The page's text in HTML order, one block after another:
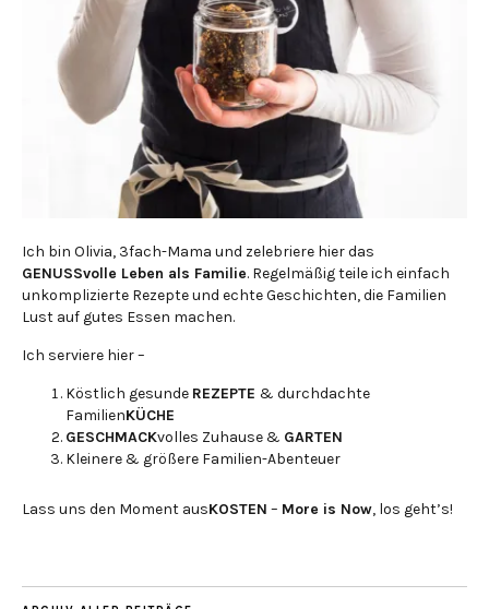
Ich bin Olivia, 3fach-Mama und zelebriere hier das
GENUSSvolle Leben als Familie. Regelmäßig teile ich einfach
unkomplizierte Rezepte und echte Geschichten, die Familien
Lust auf gutes Essen machen.
Ich serviere hier –
Köstlich gesunde REZEPTE & durchdachte
FamilienKÜCHE
GESCHMACKvolles Zuhause & GARTEN
Kleinere & größere Familien-Abenteuer
Lass uns den Moment ausKOSTEN – More is Now, los geht’s!